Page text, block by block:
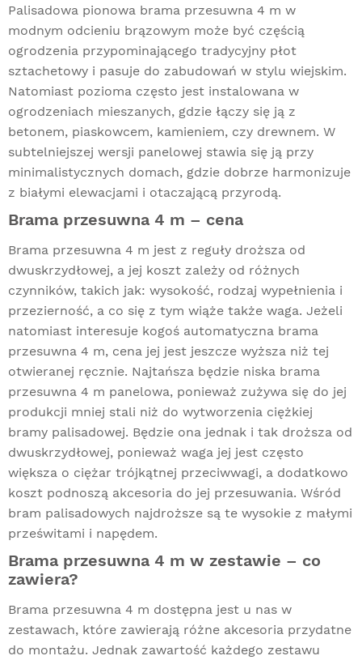
Palisadowa pionowa brama przesuwna 4 m w
modnym odcieniu brązowym może być częścią
ogrodzenia przypominającego tradycyjny płot
sztachetowy i pasuje do zabudowań w stylu wiejskim.
Natomiast pozioma często jest instalowana w
ogrodzeniach mieszanych, gdzie łączy się ją z
betonem, piaskowcem, kamieniem, czy drewnem. W
subtelniejszej wersji panelowej stawia się ją przy
minimalistycznych domach, gdzie dobrze harmonizuje
z białymi elewacjami i otaczającą przyrodą.
Brama przesuwna 4 m – cena
Brama przesuwna 4 m jest z reguły droższa od
dwuskrzydłowej, a jej koszt zależy od różnych
czynników, takich jak: wysokość, rodzaj wypełnienia i
przezierność, a co się z tym wiąże także waga. Jeżeli
natomiast interesuje kogoś automatyczna brama
przesuwna 4 m, cena jej jest jeszcze wyższa niż tej
otwieranej ręcznie. Najtańsza będzie niska brama
przesuwna 4 m panelowa, ponieważ zużywa się do jej
produkcji mniej stali niż do wytworzenia ciężkiej
bramy palisadowej. Będzie ona jednak i tak droższa od
dwuskrzydłowej, ponieważ waga jej jest często
większa o ciężar trójkątnej przeciwwagi, a dodatkowo
koszt podnoszą akcesoria do jej przesuwania. Wśród
bram palisadowych najdroższe są te wysokie z małymi
prześwitami i napędem.
Brama przesuwna 4 m w zestawie – co
zawiera?
Brama przesuwna 4 m dostępna jest u nas w
zestawach, które zawierają różne akcesoria przydatne
do montażu. Jednak zawartość każdego zestawu